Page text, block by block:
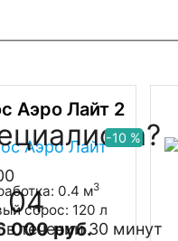
Аэро Лайт 2
-10 %
0.4 м3
сброс: 120 л
000 руб.
04
течении 30 минут